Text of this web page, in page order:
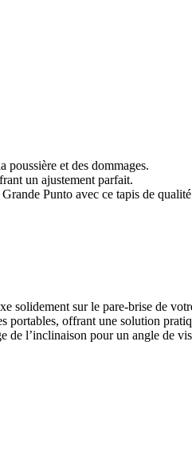
poussière et des dommages.
un ajustement parfait.
Punto avec ce tapis de
solidement sur le pare-brise de
offrant une solution
de l’inclinaison pour un angle de